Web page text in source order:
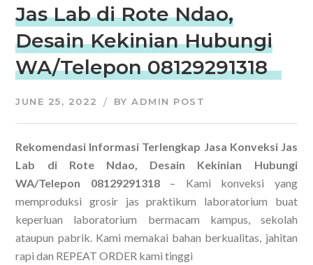
Jas Lab di Rote Ndao,
Desain Kekinian Hubungi
WA/Telepon 08129291318
JUNE 25, 2022 BYADMIN POST
Rekomendasi Informasi Terlengkap Jasa Konveksi Jas
Lab di Rote Ndao, Desain Kekinian Hubungi
WA/Telepon 08129291318– Kami konveksi yang
memproduksi grosir jas praktikum laboratorium buat
keperluan laboratorium bermacam kampus, sekolah
ataupun pabrik. Kami memakai bahan berkualitas, jahitan
rapi dan REPEAT ORDER kami tinggi